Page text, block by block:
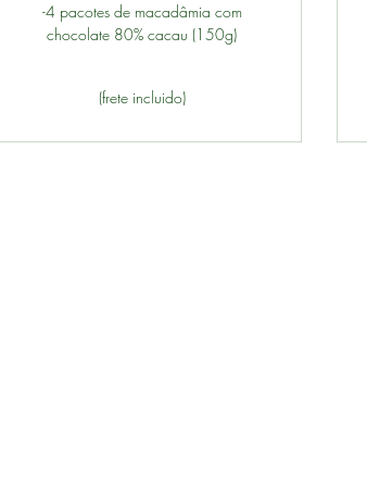
-4 pacotes de macadâmia com
chocolate 80% cacau (150g)
(frete incluido)